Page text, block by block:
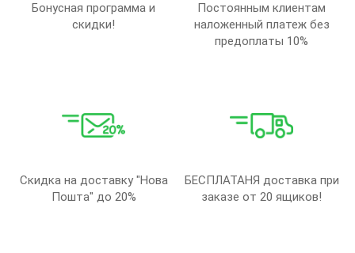
Бонусная программа и
скидки!
Постоянным клиентам
наложенный платеж без
предоплаты 10%
Скидка на доставку "Нова
Пошта" до 20%
БЕСПЛАТАНЯ доставка при
заказе от 20 ящиков!